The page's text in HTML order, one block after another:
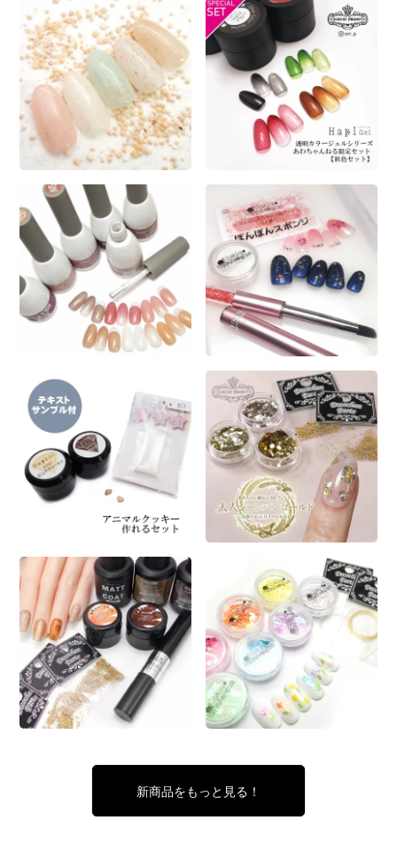
新商品をもっと見る！